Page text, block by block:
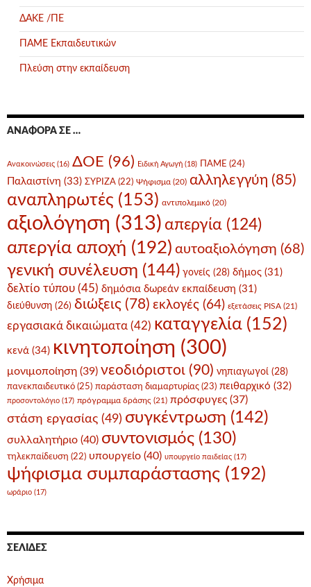
ΔΑΚΕ /ΠΕ
ΠΑΜΕ Εκπαιδευτικών
Πλεύση στην εκπαίδευση
ΑΝΑΦΟΡΆ ΣΕ …
Ανακοινώσεις (16) ΔΟΕ (96) Ειδική Αγωγή (18) ΠΑΜΕ (24)
Παλαιστίνη (33) ΣΥΡΙΖΑ (22) Ψήφισμα (20) αλληλεγγύη (85)
αναπληρωτές (153) αντιπολεμικό (20)
αξιολόγηση (313) απεργία (124)
απεργία αποχή (192) αυτοαξιολόγηση (68)
γενική συνέλευση (144) γονείς (28) δήμος (31)
δελτίο τύπου (45) δημόσια δωρεάν εκπαίδευση (31)
διεύθυνση (26) διώξεις (78) εκλογές (64) εξετάσεις PISA (21)
εργασιακά δικαιώματα (42) καταγγελία (152)
κενά (34) κινητοποίηση (300)
μονιμοποίηση (39) νεοδιόριστοι (90) νηπιαγωγοί (28)
πανεκπαιδευτικό (25) παράσταση διαμαρτυρίας (23) πειθαρχικό (32)
προσοντολόγιο (17) πρόγραμμα δράσης (21) πρόσφυγες (37)
στάση εργασίας (49) συγκέντρωση (142)
συλλαλητήριο (40) συντονισμός (130)
τηλεκπαίδευση (22) υπουργείο (40) υπουργείο παιδείας (17)
ψήφισμα συμπαράστασης (192)
ωράριο (17)
ΣΕΛΊΔΕΣ
Χρήσιμα